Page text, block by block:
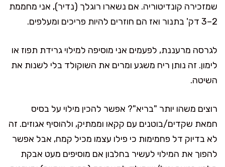
שמזכירה קונדיטוריה. אם נשארו רוגלך (נדיר), אני מחממת
2–3 דק' בתנור ואז הם חוזרים להיות פריכים ומעלפים.
לגרסה מרעננת, לפעמים אני מוסיפה למילוי גרידת תפוז או
לימון. זה נותן ריח משגע ומרים את השוקולד בלי לשנות את
השיטה.
רוצים משהו יותר "בריא"? אפשר להכין מילוי על בסיס
חמאת שקדים/בוטנים עם קקאו וממתיק, ולהוסיף אגוזים. זה
לא בדיוק דל פחמימות כי פילו עצמו מכיל קמח, אבל אפשר
להפוך את המילוי לעשיר בחלבון אם מוסיפים מעט אבקת